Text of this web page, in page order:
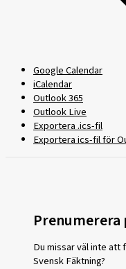
Google Calendar
iCalendar
Outlook 365
Outlook Live
Exportera .ics-fil
Exportera ics-fil för
Du missar väl inte att
Svensk Fäktning?